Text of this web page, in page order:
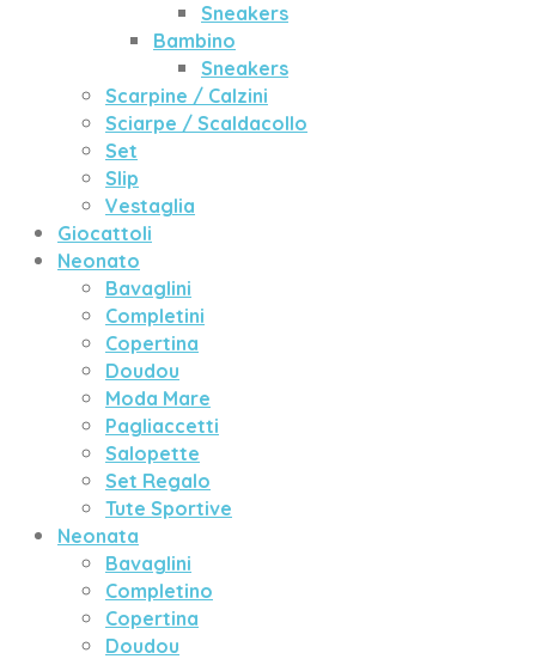
Sneakers
Bambino
Sneakers
Scarpine / Calzini
Sciarpe / Scaldacollo
Set
Slip
Vestaglia
Giocattoli
Neonato
Bavaglini
Completini
Copertina
Doudou
Moda Mare
Pagliaccetti
Salopette
Set Regalo
Tute Sportive
Neonata
Bavaglini
Completino
Copertina
Doudou